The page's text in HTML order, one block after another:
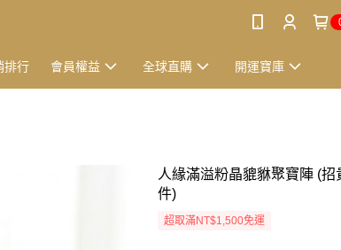
排行 會員權益 全球直購 開運寶庫
人緣滿溢粉晶貔貅聚寶陣 (
件)
超取滿NT$1,500免運